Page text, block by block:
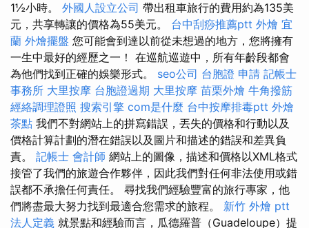
1½小時。 外國人設立公司 帶出租車旅行的費用約為135美
元，共享轉讓的價格為55美元。 台中刮痧推薦ptt 外燴 宜
蘭 外燴擺盤 您可能會到達以前從未想過的地方，您將擁有
一生中最好的經歷之一！ 在巡航巡遊中，所有年齡段都會
為他們找到正確的娛樂形式。 seo公司 台胞證 申請 記帳士
事務所 大里按摩 台胞證過期 大里按摩 苗栗外燴 牛角撥筋
經絡調理證照 搜索引擎 com是什麼 台中按摩排毒ptt 外燴
茶點 我們不對網站上的拼寫錯誤，丟失的價格和行動以及
價格計算計劃的潛在錯誤以及圖片和描述的錯誤和差異負
責。 記帳士 會計師 網站上的圖像，描述和價格以XML格式
接管了我們的旅遊合作夥伴，因此我們對任何非法使用或錯
誤都不承擔任何責任。 尋找我們經驗豐富的旅行專家，他
們將盡最大努力找到最適合您需求的旅程。 新竹 外燴 ptt
法人定義 就景點和經驗而言，瓜德羅普（Guadeloupe）提